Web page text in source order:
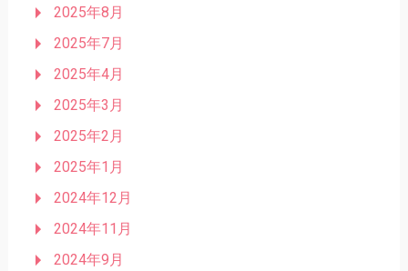
2025年8月
2025年7月
2025年4月
2025年3月
2025年2月
2025年1月
2024年12月
2024年11月
2024年9月